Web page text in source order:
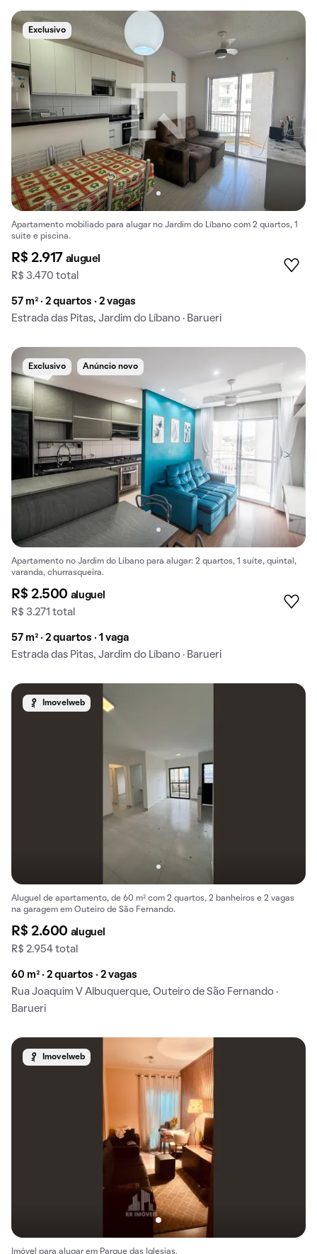
Exclusivo
Apartamento mobiliado para alugar no Jardim do Líbano com 2 quartos, 1
suíte e piscina.
R$ 2.917 aluguel
R$ 3.470 total
57 m² · 2 quartos · 2 vagas
Estrada das Pitas, Jardim do Líbano · Barueri
Exclusivo Anúncio novo
Apartamento no Jardim do Líbano para alugar: 2 quartos, 1 suíte, quintal,
varanda, churrasqueira.
R$ 2.500 aluguel
R$ 3.271 total
57 m² · 2 quartos · 1 vaga
Estrada das Pitas, Jardim do Líbano · Barueri
Imovelweb
Aluguel de apartamento, de 60 m² com 2 quartos, 2 banheiros e 2 vagas
na garagem em Outeiro de São Fernando.
R$ 2.600 aluguel
R$ 2.954 total
60 m² · 2 quartos · 2 vagas
Rua Joaquim V Albuquerque, Outeiro de São Fernando ·
Barueri
Imovelweb
Imóvel para alugar em Parque das Iglesias.